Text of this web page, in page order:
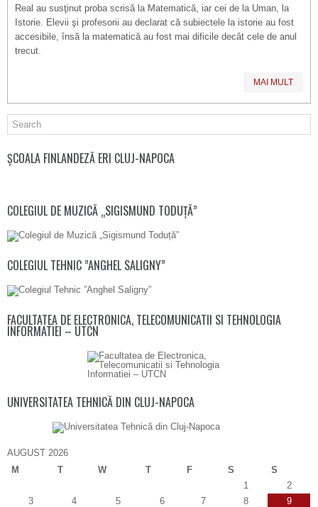
Real au susţinut proba scrisă la Matematică, iar cei de la Uman, la
Istorie. Elevii şi profesorii au declarat că subiectele la istorie au fost
accesibile, însă la matematică au fost mai dificile decât cele de anul
trecut.
MAI MULT
ȘCOALA FINLANDEZĂ ERI CLUJ-NAPOCA
COLEGIUL DE MUZICĂ „SIGISMUND TODUȚĂ”
COLEGIUL TEHNIC ”ANGHEL SALIGNY”
FACULTATEA DE ELECTRONICA, TELECOMUNICATII SI TEHNOLOGIA
INFORMATIEI – UTCN
UNIVERSITATEA TEHNICĂ DIN CLUJ-NAPOCA
AUGUST 2026
M
T W T F S
S
1
2
3
4 5 6 7 8
9